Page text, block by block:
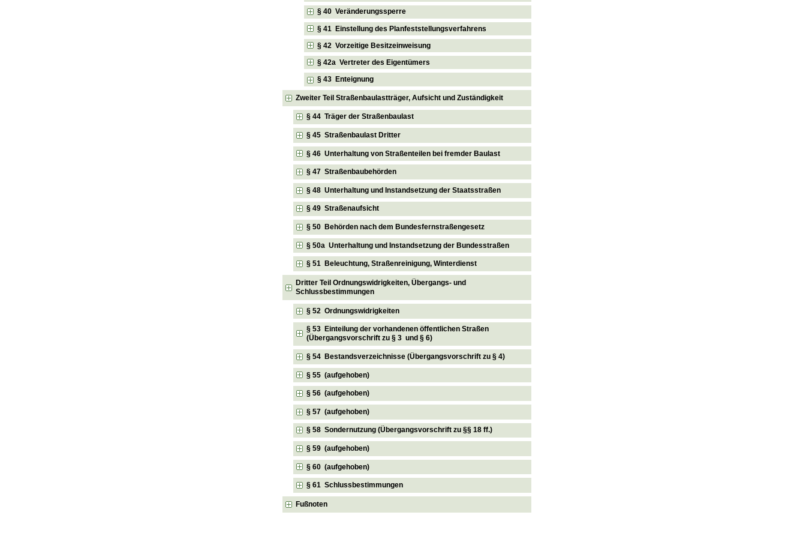
§ 40 Veränderungssperre
§ 41 Einstellung des Planfeststellungsverfahrens
§ 42 Vorzeitige Besitzeinweisung
§ 42a Vertreter des Eigentümers
§ 43 Enteignung
Zweiter Teil Straßenbaulastträger, Aufsicht und Zuständigkeit
§ 44 Träger der Straßenbaulast
§ 45 Straßenbaulast Dritter
§ 46 Unterhaltung von Straßenteilen bei fremder Baulast
§ 47 Straßenbaubehörden
§ 48 Unterhaltung und Instandsetzung der Staatsstraßen
§ 49 Straßenaufsicht
§ 50 Behörden nach dem Bundesfernstraßengesetz
§ 50a Unterhaltung und Instandsetzung der Bundesstraßen
§ 51 Beleuchtung, Straßenreinigung, Winterdienst
Dritter Teil Ordnungswidrigkeiten, Übergangs- und
Schlussbestimmungen
§ 52 Ordnungswidrigkeiten
§ 53 Einteilung der vorhandenen öffentlichen Straßen
(Übergangsvorschrift zu § 3 und § 6)
§ 54 Bestandsverzeichnisse (Übergangsvorschrift zu § 4)
§ 55 (aufgehoben)
§ 56 (aufgehoben)
§ 57 (aufgehoben)
§ 58 Sondernutzung (Übergangsvorschrift zu §§ 18 ff.)
§ 59 (aufgehoben)
§ 60 (aufgehoben)
§ 61 Schlussbestimmungen
Fußnoten